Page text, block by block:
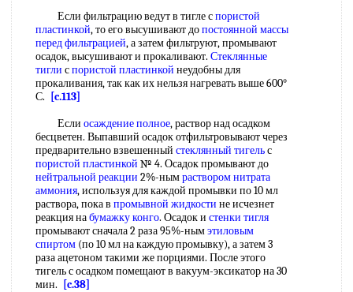
Если фильтрацию ведут в тигле спористой
пластинкой, то его высушивают допостоянной массы
перед фильтрацией, а затем фильтруют, промывают
осадок, высушивают и прокаливают. Стеклянные
тигли спористой пластинкой неудобны для
прокаливания, так как их нельзя нагревать выше 600°
С.
[c.113]
Если осаждение полное, раствор над осадком
бесцветен. Выпавший осадок отфильтровывают через
предварительно взвешенный стеклянный тигельс
пористой пластинкой № 4. Осадок промывают до
нейтральной реакции 2%-нымраствором нитрата
аммония, используя для каждой промывки по 10 мл
раствора, пока в промывной жидкости не исчезнет
реакция набумажку конго. Осадок и стенки тигля
промывают сначала 2 раза 95%-нымэтиловым
спиртом (по 10 мл на каждую промывку), а затем 3
раза ацетоном такими же порциями. После этого
тигель с осадком помещают в вакуум-эксикатор на 30
мин.
[c.38]